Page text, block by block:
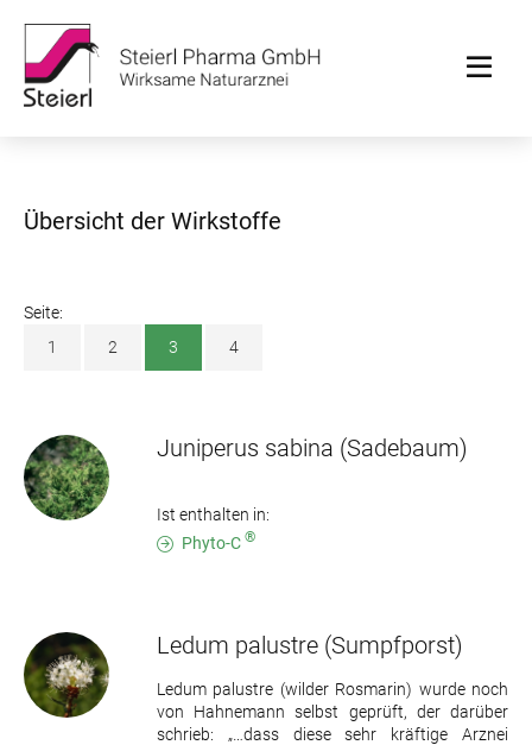
Übersicht der Wirkstoffe
Seite:
1
2 3 4
Juniperus sabina (Sadebaum)
Ist enthalten in:
Phyto-C ®
Ledum palustre (Sumpfporst)
Ledum palustre (wilder Rosmarin) wurde noch
von Hahnemann selbst geprüft, der darüber
schrieb: „…dass diese sehr kräftige Arznei